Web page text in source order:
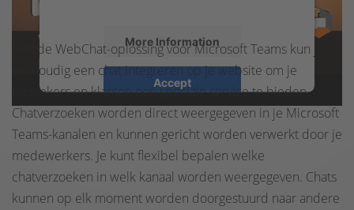
More Information
Accept
powered byUsercentrics Consent
Management Platform
eRecht24
Met de WebChat-oplossing voor Microsoft Teams kun je
eenvoudig een chat integreren op je website om je
bezoekers en klanten een speciale service te bieden.
Chatverzoeken worden direct weergegeven in je Microsoft
Teams-kanalen en kunnen gericht worden verwerkt door je
medewerkers. Je kunt flexibel bepalen welke
chatverzoeken in welk kanaal worden weergegeven. Chats
kunnen op elk moment worden doorgestuurd naar andere